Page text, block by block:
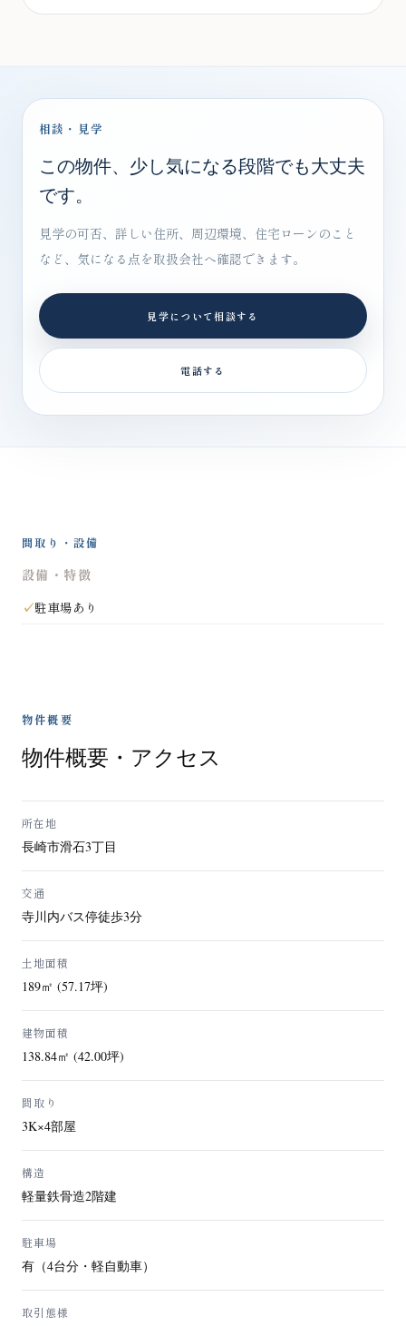
相談・見学
この物件、少し気になる段階でも大丈夫
です。
見学の可否、詳しい住所、周辺環境、住宅ローンのこと
など、気になる点を取扱会社へ確認できます。
見学について相談する
電話する
間取り・設備
設備・特徴
駐車場あり
物件概要
物件概要・アクセス
所在地
長崎市滑石3丁目
交通
寺川内バス停徒歩3分
土地面積
189㎡ (57.17坪)
建物面積
138.84㎡ (42.00坪)
間取り
3K×4部屋
構造
軽量鉄骨造2階建
駐車場
有（4台分・軽自動車）
取引態様